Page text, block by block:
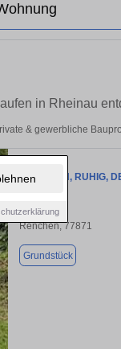
in Rheinau
& gewerbliche
IDYLLISCH, RUHIG,
Renchen, 77871
Grundstück